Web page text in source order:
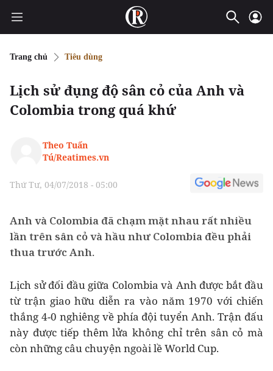
Trang chủ Tiêu dùng
Lịch sử đụng độ sân cỏ của Anh và
Colombia trong quá khứ
Theo Tuấn
Tú/Reatimes.vn
Thứ Tư, 04/07/2018 - 05:00
Anh và Colombia đã chạm mặt nhau rất nhiều
lần trên sân cỏ và hầu như Colombia đều phải
thua trước Anh.
Lịch sử đối đầu giữa Colombia và Anh được bắt đầu
từ trận giao hữu diễn ra vào năm 1970 với chiến
thắng 4-0 nghiêng về phía đội tuyển Anh. Trận đấu
này được tiếp thêm lửa không chỉ trên sân cỏ mà
còn những câu chuyện ngoài lề World Cup.